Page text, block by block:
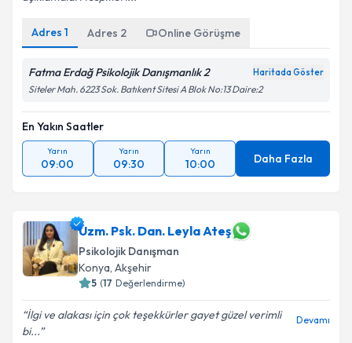
Adres 1 Adres 2 Online Görüşme
Fatma Erdağ Psikolojik Danışmanlık 2 Haritada Göster
Siteler Mah. 6223 Sok. Batıkent Sitesi A Blok No:13 Daire:2
En Yakın Saatler
Yarın
09:00
Yarın
09:30
Yarın
10:00 Daha Fazla
Uzm. Psk. Dan. Leyla Ateş
Psikolojik Danışman
Konya, Akşehir
5 (17 Değerlendirme)
İlgi ve alakası için çok teşekkürler gayet güzel verimli
bi...
Devamı